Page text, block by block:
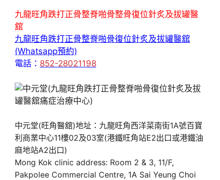
九龍旺角跌打正骨整脊啪骨整骨復位針炙及拔罐醫
舘
九龍旺角跌打正骨整脊啪骨復位針炙及拔罐醫舘
(Whatsapp預約)
電話： 852-28021198
中元堂(旺角醫舘)地址：九龍旺角西洋菜南街1A號百寶
利商業中心11樓02及03室(港鐵旺角站E2出口或港鐵油
麻地站A2出口)
Mong Kok clinic address: Room 2 & 3, 11/F,
Pakpolee Commercial Centre, 1A Sai Yeung Choi